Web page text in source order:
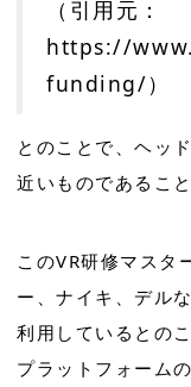
（引用元：
https://
funding/）
とのことで、ヘッ
近いものであるこ
このVR研修マスタ
ー、ナイキ、デル
利用しているとの
プラットフォーム